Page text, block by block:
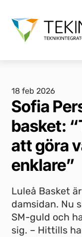
Sofia
basket:
att göra
enklare”
18 feb 2026
Luleå Basket
damsidan. Nu
SM-guld och
sig. – Hittills